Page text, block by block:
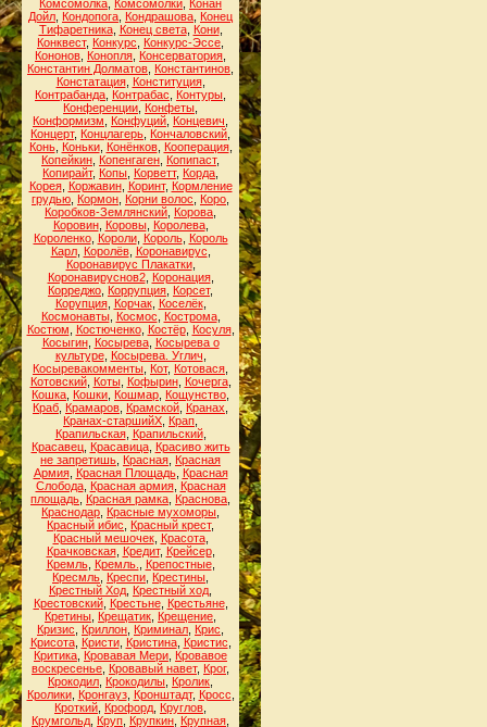
Комсомолка Комсомолки
Конан
Дойл Кондопога Кондрашова Конец
Тифаретника, Конец света, Кони,
Конквест, Конкурс Конкурс-Эссе
Кононов Конопля Консерватория
Константин Долматов Константинов
Констатация, Конституция,
Контрабанда Контрабас Контуры
Конференции Конфеты
Конформизм
Конфуций Концевич
Концерт, Концлагерь Кончаловский
Конь, Коньки, Конёнков, Кооперация,
Копейкин Копенгаген Копипаст,
Копирайт, Копы Корветт, Корда
Корея, Коржавин, Коринт, Кормление
грудью Кормон Корни волос Коро
Коробков-Землянский Корова
Коровин, Коровы, Королева,
Короленко, Короли, Король, Король
Карл, Королёв, Коронавирус
Коронавирус Плакатки,
Коронавируснов2, Коронация,
Корреджо Коррупция Корсет,
Корупция, Корчак, Коселёк,
Космонавты, Космос Кострома,
Костюм
Костюченко, Костёр, Косуля,
Косыгин, Косырева, Косырева о
культуре, Косырева. Углич
Косыревакомменты Кот, Котовася
Котовский, Коты, Кофырин, Кочерга,
Кошка Кошки Кошмар Кощунство
Краб Крамаров Крамской Кранах
Кранах-старшийХ Крап
Крапильская, Крапильский,
Красавец, Красавица, Красиво жить
не запретишь Красная Красная
Армия, Красная Площадь, Красная
Слобода, Красная армия, Красная
площадь Красная рамка Краснова
Краснодар Красные мухоморы
Красный ибис
Красный крест,
Красный мешочек, Красота,
Крачковская, Кредит, Крейсер,
Кремль, Кремль. Крепостные,
Кресмль Креспи Крестины
Крестный Ход Крестный ход
Крестовский, Крестьне, Крестьяне,
Кретины Крещатик Крещение
Кризис
Криллон Криминал Крис
Крисота, Кристи, Кристина, Кристис
Критика Кровавая Мери Кровавое
воскресенье Кровавый навет, Крог,
Крокодил Крокодилы Кролик
Кролики, Кронгауз, Кронштадт, Кросс
Кроткий Крофорд Круглов
Крумгольд Круп Крупкин Крупная